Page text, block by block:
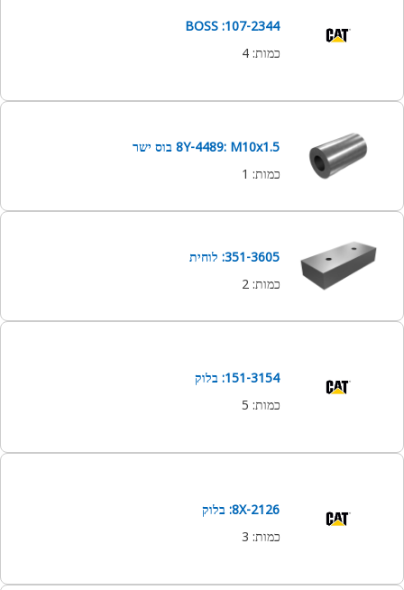
107-2344: BOSS
כמות:
4
8Y-4489: M10x1.5 בוס ישר
כמות:
1
351-3605: לוחית
כמות:
2
151-3154: בלוק
כמות:
5
8X-2126: בלוק
כמות:
3